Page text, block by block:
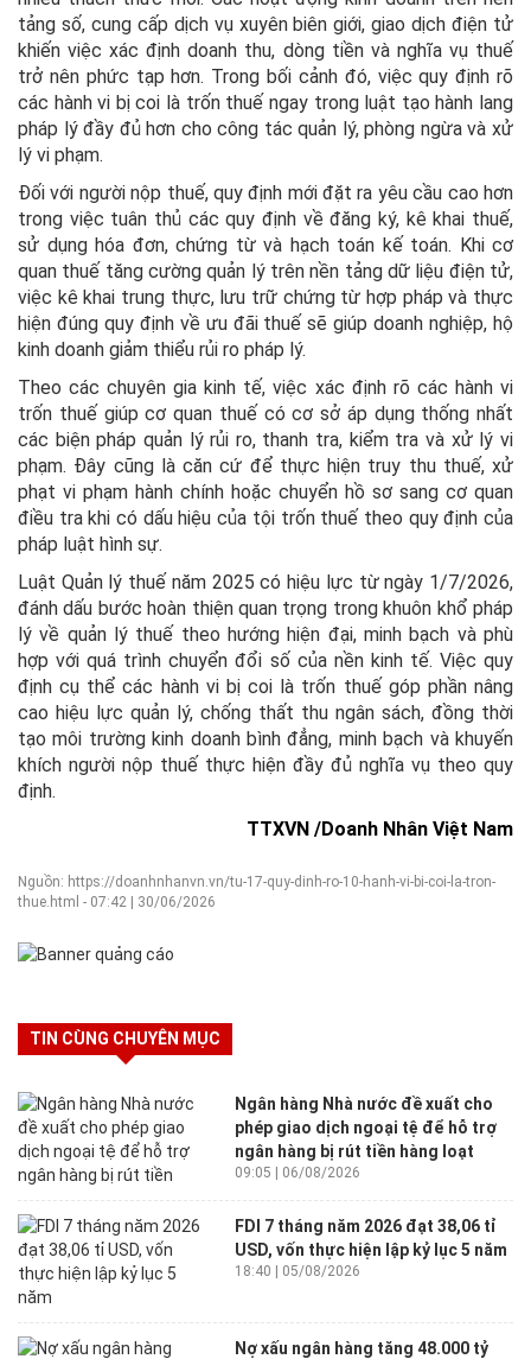
tảng số, cung cấp dịch vụ xuyên biên giới, giao dịch điện tử
khiến việc xác định doanh thu, dòng tiền và nghĩa vụ thuế
trở nên phức tạp hơn. Trong bối cảnh đó, việc quy định rõ
các hành vi bị coi là trốn thuế ngay trong luật tạo hành lang
pháp lý đầy đủ hơn cho công tác quản lý, phòng ngừa và xử
lý vi phạm.
Đối với người nộp thuế, quy định mới đặt ra yêu cầu cao hơn
trong việc tuân thủ các quy định về đăng ký, kê khai thuế,
sử dụng hóa đơn, chứng từ và hạch toán kế toán. Khi cơ
quan thuế tăng cường quản lý trên nền tảng dữ liệu điện tử,
việc kê khai trung thực, lưu trữ chứng từ hợp pháp và thực
hiện đúng quy định về ưu đãi thuế sẽ giúp doanh nghiệp, hộ
kinh doanh giảm thiểu rủi ro pháp lý.
Theo các chuyên gia kinh tế, việc xác định rõ các hành vi
trốn thuế giúp cơ quan thuế có cơ sở áp dụng thống nhất
các biện pháp quản lý rủi ro, thanh tra, kiểm tra và xử lý vi
phạm. Đây cũng là căn cứ để thực hiện truy thu thuế, xử
phạt vi phạm hành chính hoặc chuyển hồ sơ sang cơ quan
điều tra khi có dấu hiệu của tội trốn thuế theo quy định của
pháp luật hình sự.
Luật Quản lý thuế năm 2025 có hiệu lực từ ngày 1/7/2026,
đánh dấu bước hoàn thiện quan trọng trong khuôn khổ pháp
lý về quản lý thuế theo hướng hiện đại, minh bạch và phù
hợp với quá trình chuyển đổi số của nền kinh tế. Việc quy
định cụ thể các hành vi bị coi là trốn thuế góp phần nâng
cao hiệu lực quản lý, chống thất thu ngân sách, đồng thời
tạo môi trường kinh doanh bình đẳng, minh bạch và khuyến
khích người nộp thuế thực hiện đầy đủ nghĩa vụ theo quy
định.
TTXVN /Doanh Nhân Việt Nam
Nguồn: https://doanhnhanvn.vn/tu-17-quy-dinh-ro-10-hanh-vi-bi-coi-la-tron-
thue.html - 07:42 | 30/06/2026
TIN CÙNG CHUYÊN MỤC
Ngân hàng Nhà nước đề xuất cho
phép giao dịch ngoại tệ để hỗ trợ
ngân hàng bị rút tiền hàng loạt
09:05 | 06/08/2026
FDI 7 tháng năm 2026 đạt 38,06 tỉ
USD, vốn thực hiện lập kỷ lục 5 năm
18:40 | 05/08/2026
Nợ xấu ngân hàng tăng 48.000 tỷ